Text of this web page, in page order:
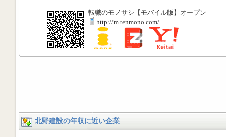
転職のモノサシ【モバイル版】オープン
http://m.tenmono.com/
北野建設の年収に近い企業